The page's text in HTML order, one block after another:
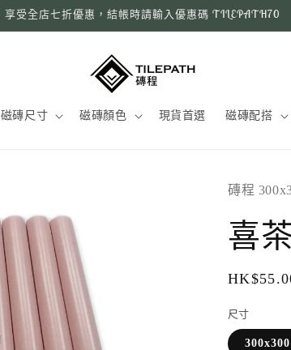
享受全店七折優惠，結帳時請輸入優惠碼 TILEPATH70
磁磚尺寸 磁磚顏色 現貨首選 磁磚配搭
磚程
喜
定
尺寸
300x300